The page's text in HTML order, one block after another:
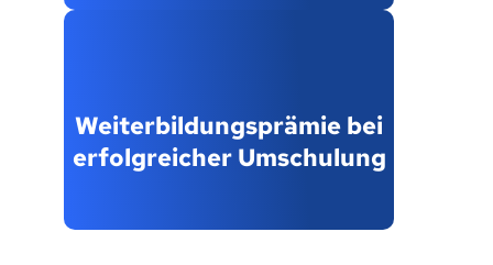
Weiterbildungsprämie bei
erfolgreicher Umschulung